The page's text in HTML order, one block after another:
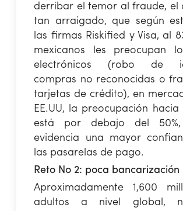
derribar el temor al fraude, el
tan arraigado, que según
las firmas Riskified y Visa, al
mexicanos les preocupan
electrónicos (robo de
compras no reconocidas o
tarjetas de crédito), en
EE.UU, la preocupación
está por debajo del
evidencia una mayor
las pasarelas de pago.
Reto No 2: poca bancarización
Aproximadamente 1,600
adultos a nivel global,